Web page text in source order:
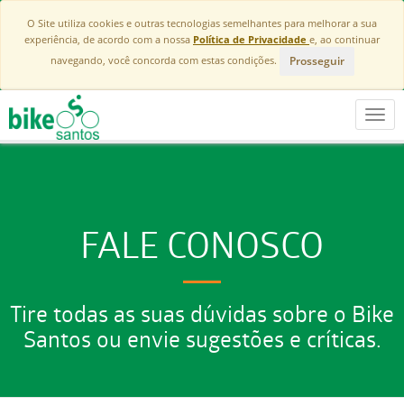
O Site utiliza cookies e outras tecnologias semelhantes para melhorar a sua
experiência, de acordo com a nossa Política de Privacidade e, ao continuar
navegando, você concorda com estas condições.
Prosseguir
FALE CONOSCO
Tire todas as suas dúvidas sobre o Bike
Santos ou envie sugestões e críticas.